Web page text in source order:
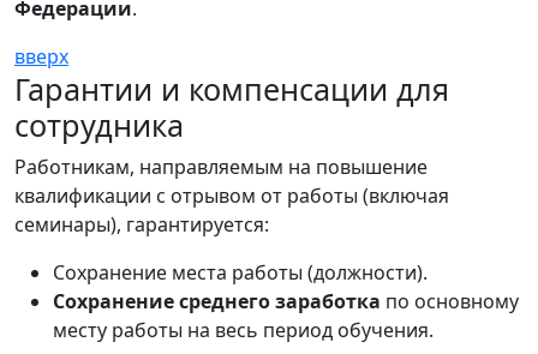
Федерации.
вверх
Гарантии и компенсации для
сотрудника
Работникам, направляемым на повышение
квалификации с отрывом от работы (включая
семинары), гарантируется:
Сохранение места работы (должности).
Сохранение среднего заработка по основному
месту работы на весь период обучения.